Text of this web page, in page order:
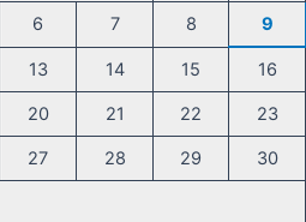
6 7 8 9
13 14 15 16
20 21 22 23
27 28 29 30